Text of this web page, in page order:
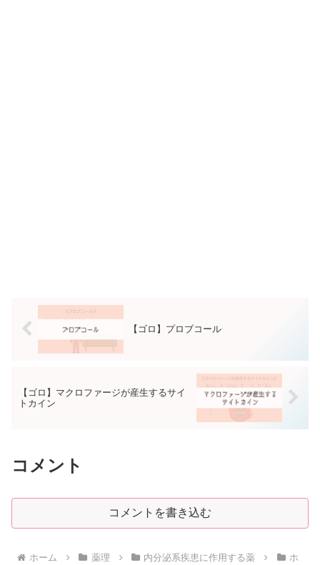
【ゴロ】プロブコール
【ゴロ】マクロファージが産生するサイ
トカイン
コメント
コメントを書き込む
ホーム 薬理 内分泌系疾患に作用する薬
ホ